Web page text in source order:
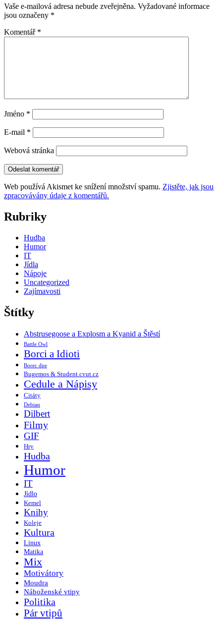
Vaše e-mailová adresa nebude zveřejněna. Vyžadované informace
jsou označeny *
Komentář *
Jméno *
E-mail *
Webová stránka
Web používá Akismet ke snížení množství spamu. Zjistěte, jak jsou
zpracovávány údaje z komentářů.
Rubriky
Hudba
Humor
IT
Jídla
Nápoje
Uncategorized
Zajímavosti
Štítky
Abstrusegoose a Explosm a Kyanid a Štěstí
Battle Owl
Borci a Idioti
Borec dne
Bugemos & Student.cvut.cz
Cedule a Nápisy
Citáty
Debian
Dilbert
Filmy
GIF
Hry
Hudba
Humor
IT
Jídlo
Kemel
Knihy
Koleje
Kultura
Linux
Matika
Mix
Motivátory
Moudra
Náboženské vtipy
Politika
Pár vtipů